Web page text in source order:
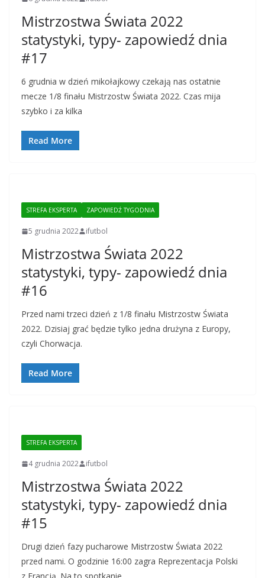
Mistrzostwa Świata 2022
statystyki, typy- zapowiedź dnia
#17
6 grudnia w dzień mikołajkowy czekają nas ostatnie
mecze 1/8 finału Mistrzostw Świata 2022. Czas mija
szybko i za kilka
Read More
STREFA EKSPERTA ZAPOWIEDŹ TYGODNIA
5 grudnia 2022 ifutbol
Mistrzostwa Świata 2022
statystyki, typy- zapowiedź dnia
#16
Przed nami trzeci dzień z 1/8 finału Mistrzostw Świata
2022. Dzisiaj grać będzie tylko jedna drużyna z Europy,
czyli Chorwacja.
Read More
STREFA EKSPERTA
4 grudnia 2022 ifutbol
Mistrzostwa Świata 2022
statystyki, typy- zapowiedź dnia
#15
Drugi dzień fazy pucharowe Mistrzostw Świata 2022
przed nami. O godzinie 16:00 zagra Reprezentacja Polski